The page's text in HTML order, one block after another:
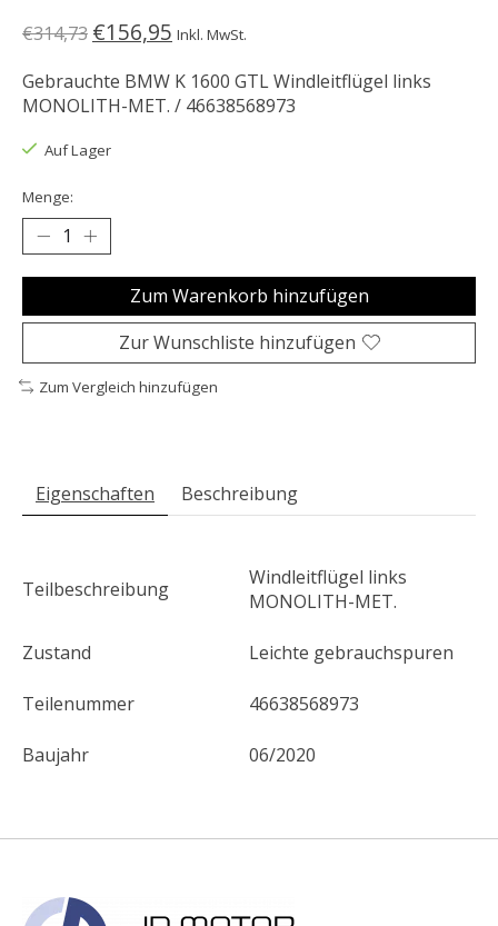
€314,73 €156,95 Inkl. MwSt.
Gebrauchte BMW K 1600 GTL Windleitflügel links
MONOLITH-MET. / 46638568973
Auf Lager
Menge:
Zum Warenkorb hinzufügen
Zur Wunschliste hinzufügen
Zum Vergleich hinzufügen
Eigenschaften Beschreibung
Teilbeschreibung
Windleitflügel links
MONOLITH-MET.
Zustand Leichte gebrauchspuren
Teilenummer 46638568973
Baujahr 06/2020